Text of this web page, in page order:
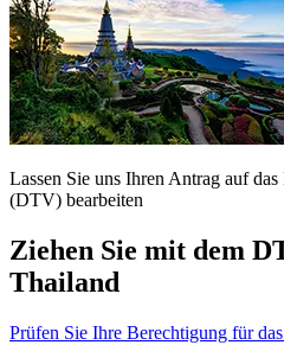
Lassen Sie uns Ihren Antrag auf
(DTV) bearbeiten
Ziehen Sie mit dem
Thailand
Prüfen Sie Ihre Berechtigung für